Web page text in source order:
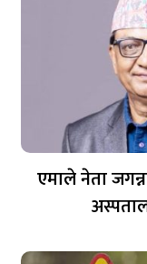
एमाले नेता